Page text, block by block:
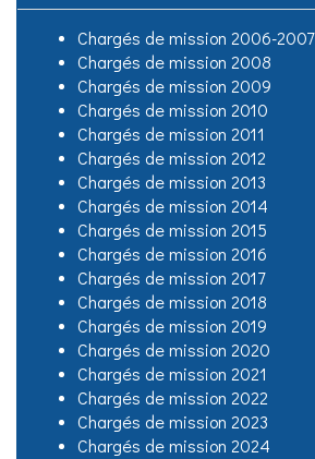
Chargés de mission 2006-2007
Chargés de mission 2008
Chargés de mission 2009
Chargés de mission 2010
Chargés de mission 2011
Chargés de mission 2012
Chargés de mission 2013
Chargés de mission 2014
Chargés de mission 2015
Chargés de mission 2016
Chargés de mission 2017
Chargés de mission 2018
Chargés de mission 2019
Chargés de mission 2020
Chargés de mission 2021
Chargés de mission 2022
Chargés de mission 2023
Chargés de mission 2024